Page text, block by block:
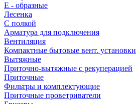
E - образные
Лесенка
С полкой
Арматура для подключения
Вентиляция
Компактные бытовые вент. установки
Вытяжные
Приточно-вытяжные с рекуперацией
Приточные
Фильтры и комплектующие
Приточные проветриватели